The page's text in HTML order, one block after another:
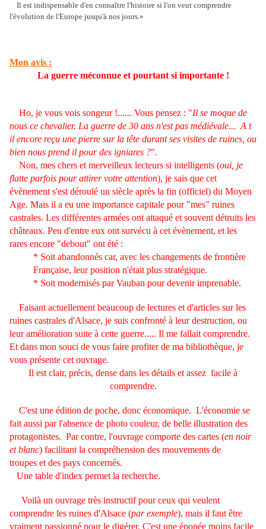
Il est indispensable d'en connaître l'histoire si l'on veut comprendre
l'évolution de l'Europe jusqu'à nos jours.»
Mon avis :
La guerre méconnue et pourtant si importante !
Ho, je vous vois songeur !...... Vous pensez : "Il se moque de
nous ce chevalier. La guerre de 30 ans n'est pas médiévale... A t
il encore reçu une pierre sur la tête durant ses visites de ruines, ou
bien nous prend il pour des igniares ?".
Non, mes chers et merveilleux lecteurs si intelligents (oui, je
flatte parfois pour attirer votre attention), je sais que cet
évènement s'est déroulé un siècle après la fin (officiel) du Moyen
Age. Mais il a eu une importance capitale pour "mes" ruines
castrales. Les différentes armées ont attaqué et souvent détruits les
châteaux. Peu d'entre eux ont survécu à cet évènement, et les
rares encore "debout" ont été :
* Soit abandonnés car, avec les changements de frontière
Française, leur position n'était plus stratégique.
* Soit modernisés par Vauban pour devenir imprenable.
Faisant actuellement beaucoup de lectures et d'articles sur les
ruines castrales d'Alsace, je suis confronté à leur destruction, ou
leur amélioration suite à cette guerre..... Il me fallait comprendre.
Et dans mon souci de vous faire profiter de ma bibliothèque, je
vous présente cet ouvrage.
Il est clair, précis, dense dans les détails et assez facile à
comprendre.
C'est une édition de poche, donc économique. L'économie se
fait aussi par l'absence de photo couleur, de belle illustration des
protagonistes. Par contre, l'ouvrage comporte des cartes (en noir
et blanc) facilitant la compréhension des mouvements de
troupes et des pays concernés.
Une table d'index permet la recherche.
Voilà un ouvrage très instructif pour ceux qui veulent
comprendre les ruines d'Alsace (par exemple), mais il faut être
vraiment passionné pour le digérer. C'est une épopée moins facile